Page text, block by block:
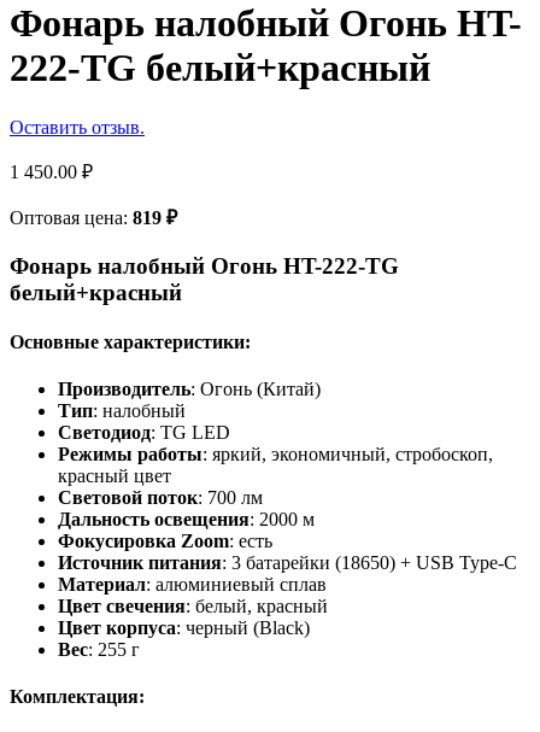
Фонарь налобный Огонь HT-
222-TG белый+красный
Оставить отзыв.
1 450.00 ₽
Оптовая цена: 819 ₽
Фонарь налобный Огонь HT-222-TG
белый+красный
Основные характеристики:
Производитель: Огонь (Китай)
Тип: налобный
Светодиод: TG LED
Режимы работы: яркий, экономичный, стробоскоп,
красный цвет
Световой поток: 700 лм
Дальность освещения: 2000 м
Фокусировка Zoom: есть
Источник питания: 3 батарейки (18650) + USB Type-C
Материал: алюминиевый сплав
Цвет свечения: белый, красный
Цвет корпуса: черный (Black)
Вес: 255 г
Комплектация: